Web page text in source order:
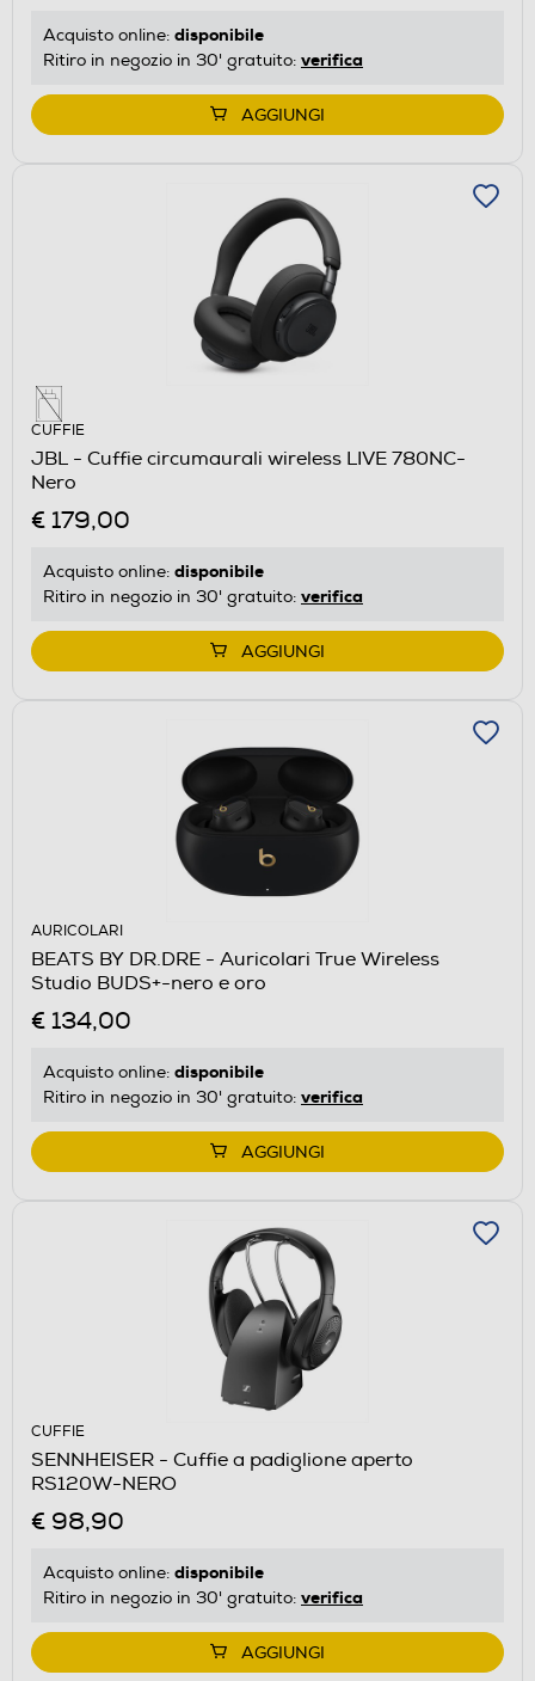
Acquisto online: disponibile
Ritiro in negozio in 30' gratuito: verifica
AGGIUNGI
CUFFIE
JBL - Cuffie circumaurali wireless LIVE 780NC-
Nero
€ 179,00
Acquisto online: disponibile
Ritiro in negozio in 30' gratuito: verifica
AGGIUNGI
AURICOLARI
BEATS BY DR.DRE - Auricolari True Wireless
Studio BUDS+-nero e oro
€ 134,00
Acquisto online: disponibile
Ritiro in negozio in 30' gratuito: verifica
AGGIUNGI
CUFFIE
SENNHEISER - Cuffie a padiglione aperto
RS120W-NERO
€ 98,90
Acquisto online: disponibile
Ritiro in negozio in 30' gratuito: verifica
AGGIUNGI